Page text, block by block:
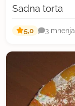
Sadna torta
5,0 3 mnenja